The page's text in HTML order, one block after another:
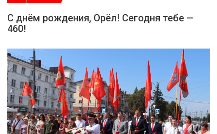
С днём рождения, Орёл! Сегодня тебе —
460!